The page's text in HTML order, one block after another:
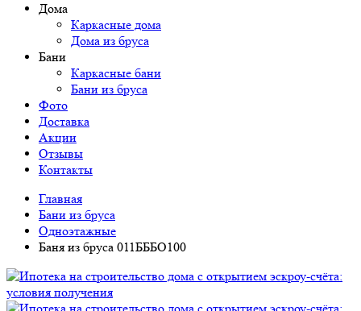
Дома
Каркасные дома
Дома из бруса
Бани
Каркасные бани
Бани из бруса
Фото
Доставка
Акции
Отзывы
Контакты
Главная
Бани из бруса
Одноэтажные
Баня из бруса 011БББО100